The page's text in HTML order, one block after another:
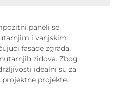
paneli se
i vanjskim
fasade zgrada,
zidova. Zbog
idealni su za
projektne projekte.